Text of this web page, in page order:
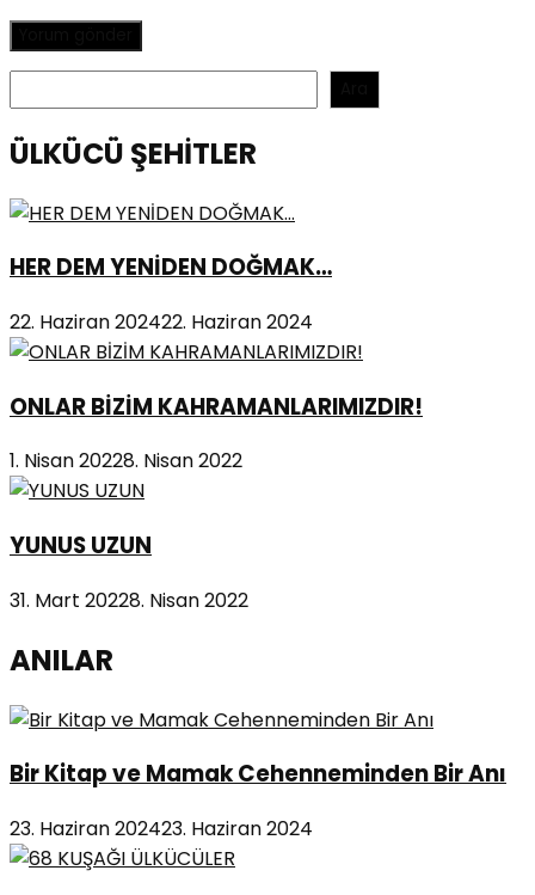
ÜLKÜCÜ ŞEHİTLER
HER DEM YENİDEN DOĞMAK…
22. Haziran 202422. Haziran 2024
ONLAR BİZİM KAHRAMANLARIMIZDIR!
1. Nisan 20228. Nisan 2022
YUNUS UZUN
31. Mart 20228. Nisan 2022
ANILAR
Bir Kitap ve Mamak Cehenneminden Bir Anı
23. Haziran 202423. Haziran 2024